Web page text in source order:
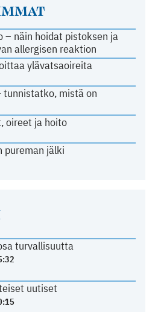
– näin hoidat pistoksen ja
allergisen reaktion
ylävatsaoireita
mistä on
oireet ja hoito
pureman jälki
turvallisuutta
uutiset